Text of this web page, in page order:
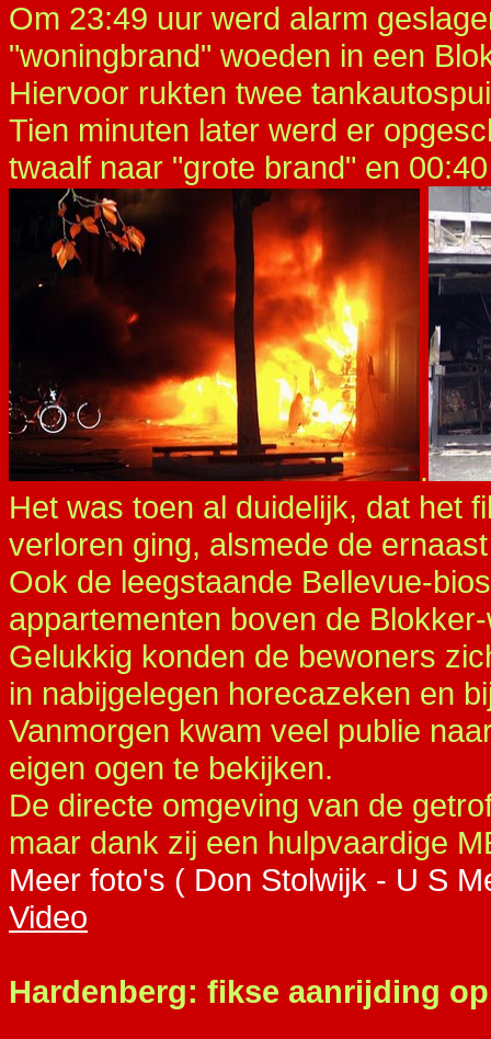
Om 23:49 uur werd alarm
"woningbrand" woeden in een
Hiervoor rukten twee
Tien minuten later werd er
twaalf naar "grote brand" en
.
Het was toen al duidelijk, dat het
verloren ging, alsmede de
Ook de leegstaande Bellevue-
appartementen boven de
Gelukkig konden de bewoners
in nabijgelegen horecazeken en
Vanmorgen kwam veel publie
eigen ogen te bekijken.
De directe omgeving van de
maar dank zij een hulpvaardige
Meer foto's ( Don Stolwijk - U S
Video
Hardenberg: fikse aanrijding